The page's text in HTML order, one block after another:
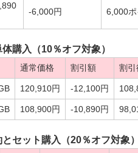
-6,000円 6,000ポ
体購入（10％オフ対象）
通常価格 割引額 割引
120,910円 -12,100円
108,900円 -10,890円
とセット購入（20％オフ対象）